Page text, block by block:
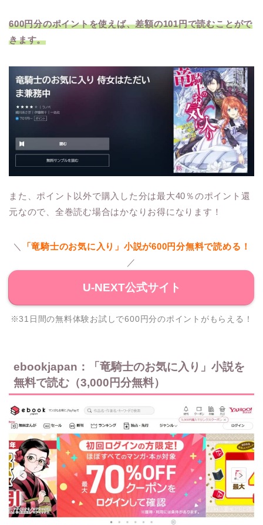
600円分のポイントを使えば、差額の101円で読むことがで
きます。
また、ポイント以外で購入した分は最大40％のポイント還
元なので、全巻読む場合はかなりお得になります！
＼
「竜騎士のお気に入り」小説が600円分無料で読める！
／
U-NEXT公式サイト
※31日間の無料体験お試しで600円分のポイントがもらえる！
ebookjapan：「竜騎士のお気に入り」小説を
無料で読む（3,000円分無料）